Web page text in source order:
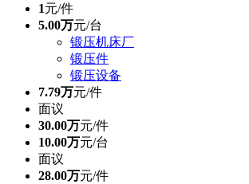
1元/件
5.00万元/台
锻压机床厂
锻压件
锻压设备
7.79万元/件
面议
30.00万元/件
10.00万元/台
面议
28.00万元/件